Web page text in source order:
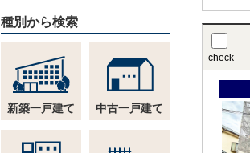
check
種別から検索
新築一戸建て 中古一戸建て